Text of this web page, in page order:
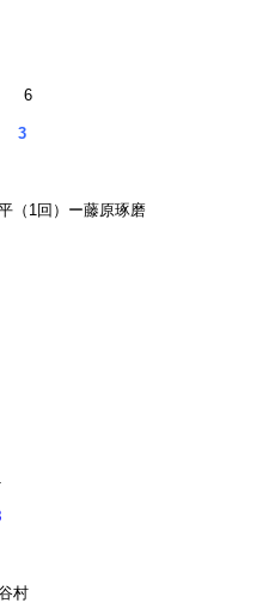
0 6
3
（1回）ー藤原琢磨
村